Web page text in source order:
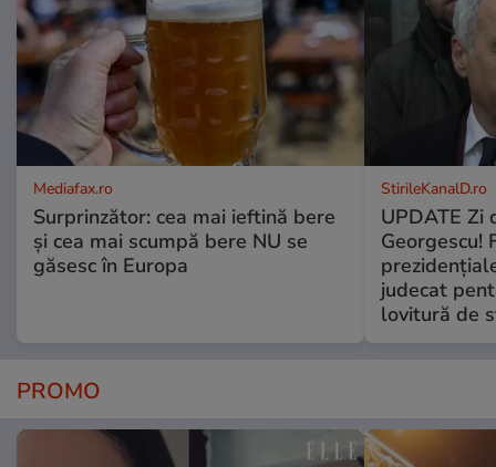
Mediafax.ro
Surprinzător: cea mai ieftină bere
și cea mai scumpă bere NU se
găsesc în Europa
StirileKanalD.ro
UPDATE Zi
Georgescu!
judecat
lovitură de
PROMO